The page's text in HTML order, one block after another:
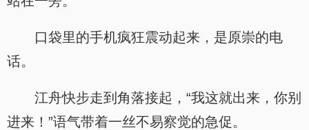
口袋里的手机疯狂震动起来，是原崇的电
话。
江舟快步走到角落接起，“我这就出来，你别
进来！”语气带着一丝不易察觉的急促。